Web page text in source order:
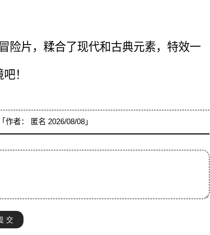
险片，糅合了现代和古典元素，特效一
！
「作者： 匿名 2026/08/08」